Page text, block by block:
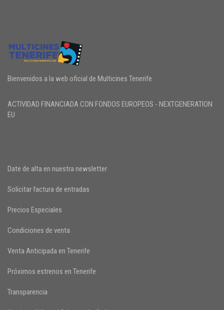
Bienvenidos a la web oficial de Multicines Tenerife
ACTIVIDAD FINANCIADA CON FONDOS EUROPEOS - NEXTGENERATION
EU
Date de alta en nuestra newsletter
Solicitar factura de entradas
Precios Especiales
Condiciones de venta
Venta Anticipada en Tenerife
Próximos estrenos en Tenerife
Transparencia